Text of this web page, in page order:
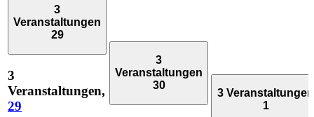
3
Veranstaltungen
29
3
Veranstaltungen,
29
3
Veranstaltungen
30
3 Veranstaltungen
1